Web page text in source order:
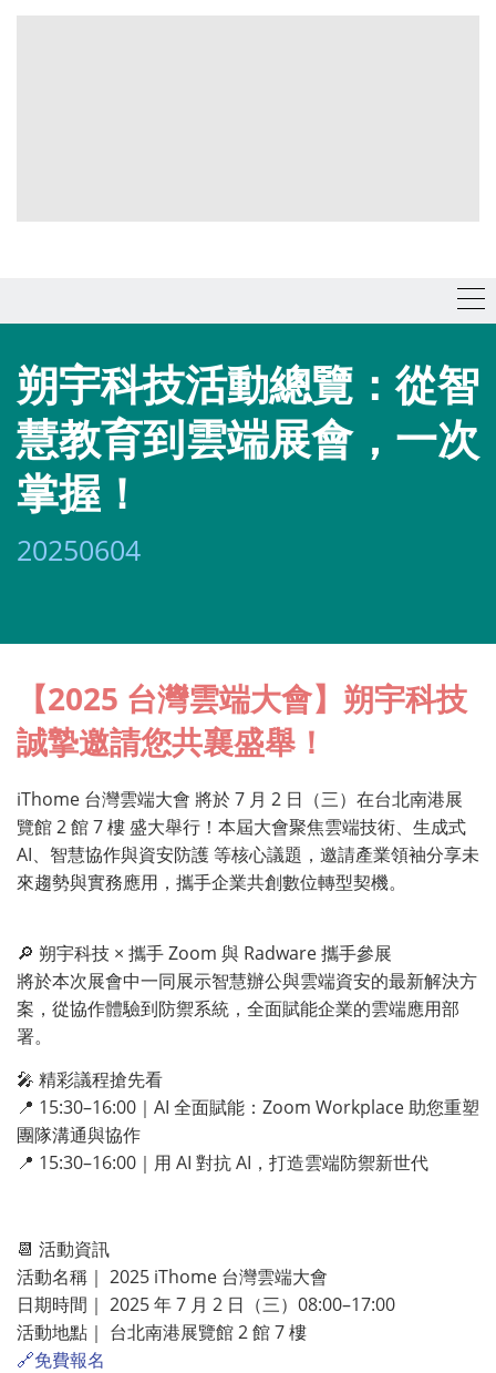
朔宇科技活動總覽：從智
慧教育到雲端展會，一次
掌握！
20250604
【2025 台灣雲端大會】朔宇科技
誠摯邀請您共襄盛舉！
iThome 台灣雲端大會 將於 7 月 2 日（三）在台北南港展
覽館 2 館 7 樓 盛大舉行！本屆大會聚焦雲端技術、生成式
AI、智慧協作與資安防護 等核心議題，邀請產業領袖分享未
來趨勢與實務應用，攜手企業共創數位轉型契機。
🔎 朔宇科技 × 攜手 Zoom 與 Radware 攜手參展
將於本次展會中一同展示智慧辦公與雲端資安的最新解決方
案，從協作體驗到防禦系統，全面賦能企業的雲端應用部
署。
🎤 精彩議程搶先看
📍 15:30–16:00｜AI 全面賦能：Zoom Workplace 助您重塑
團隊溝通與協作
📍 15:30–16:00｜用 AI 對抗 AI，打造雲端防禦新世代
📆 活動資訊
活動名稱｜ 2025 iThome 台灣雲端大會
日期時間｜ 2025 年 7 月 2 日（三）08:00–17:00
活動地點｜ 台北南港展覽館 2 館 7 樓
🔗免費報名